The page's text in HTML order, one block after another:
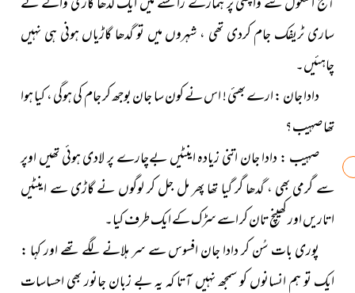
ساری ٹریفک جام کردی تھی ، شہروں میں تو گدھا گاڑیاں ہونی ہی نہیں
چاہئیں۔
دادا جان : ارے بھئی ! اس نے کون سا جان بوجھ کر جام کی ہوگی ، کیا ہوا
تھا صہیب ؟
صہیب : دادا جان اتنی زیادہ اینٹیں بےچارے پر لادی ہوئی تھیں اوپر
سے گرمی بھی ، گدھا گر گیا تھا پھر مل جل کر لوگوں نے گاڑی سے اینٹیں
اتاریں اور کھینچ تان کر اسے سڑک کے ایک طرف کیا۔
پوری بات سُن کر دادا جان افسوس سے سر ہلانے لگے تھے اور کہا :
ایک تو ہم انسانوں کو سمجھ نہیں آتا کہ یہ بے زبان جانور بھی احساسات